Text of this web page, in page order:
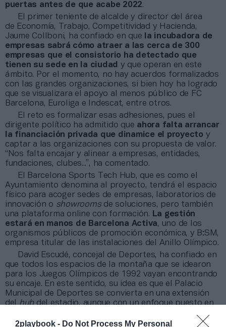
2playbook - Do Not Process My Personal
puertas antes de que acabe 2022.
El primer teniente de alcalde y director del área
de Economía, Trabajo, Competitividad y Hacienda,
Jaume Collboni, ha confiado en que
la incubadora de
empresas sabrá cómo atraer a las cerca de 300
empresas que el consistorio ha detectado que
tienen su sede en la ciudad y que operan en este
ámbito. Por el momento, no hay acuerdos formalizados
con las grandes organizaciones, si bien hoy ha logrado
que se visualizara el apoyo al menos público de FC
Barcelona, Euroliga e Indescat, entre otros.
El reto es formalizar esas adhesiones, pues el
dirigente político ha admitido que ahora falta arrancar
la financiación privada que dinamice el proyecto y
captar a las organizaciones con su propuesta de valor.
“Nos falta encajar y alinear a empresas, entidades,
fundaciones, clubes...”, ha comentado.
El Barcelona Sports Tech Hub, que es como el
Ayuntamiento denomina al proyecto, tendrá el espacio
físico para acoger sedes de empresas, laboratorios de
innovación o showroomsde soluciones, pero también
una plataforma online con formación. La gestión
estará en manos de Barcelona Activa, uno de los
organismos públicos de promoción económica, y B:SM,
empresa titular de las instalaciones del Anillo Olímpico.
David Escudé, concejal de Deportes, ha confiado en
que todos los espacios de la montaña que se idearon
para los Juegos Olímpicos de 1992 vayan encontrando
su encaje. En este sentido, su idea es que el Palacio
Municipal de Deportes se convierta en una extensión
del
hubdel estadio, aunque con un enfoque puesto en
desencallar con los fondos europeos para la